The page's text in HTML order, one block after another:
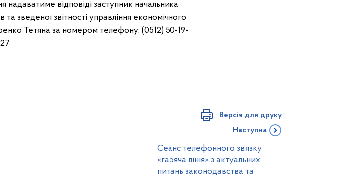
відповіді заступник начальника
та зведеної звітності управління економічного
Тетяна за номером телефону: (0512) 50-19-
27
Версія для друку
Наступна
Cеанс телефонного зв’язку
«гаряча лінія» з актуальних
питань законодавства та